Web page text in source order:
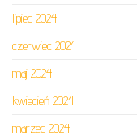
lipiec 2024
czerwiec 2024
maj 2024
kwiecień 2024
marzec 2024